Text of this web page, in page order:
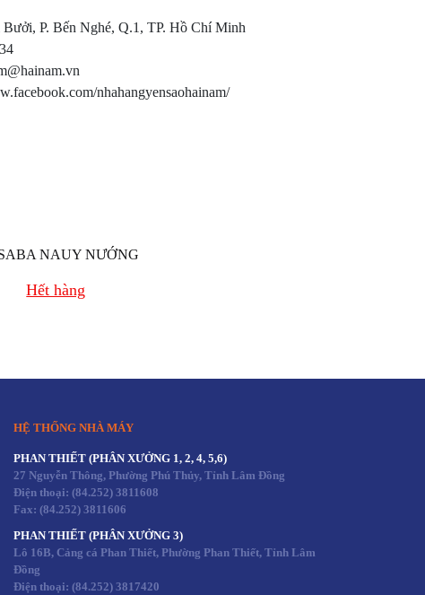
P. Bến Nghé, Q.1, TP. Hồ Chí Minh
nhahangyensaohainam/
Hết hàng
NAUY NƯỚNG
HỆ THỐNG NHÀ MÁY
PHAN THIẾT (PHÂN XƯỞNG 1, 2, 4, 5,6)
27 Nguyễn Thông, Phường Phú Thủy, Tỉnh Lâm Đồng
Điện thoại:(84.252) 3811608
Fax:(84.252) 3811606
PHAN THIẾT (PHÂN XƯỞNG 3)
Lô 16B, Cảng cá Phan Thiết, Phường Phan Thiết, Tỉnh Lâm
Đồng
Điện thoại:(84.252) 3817420